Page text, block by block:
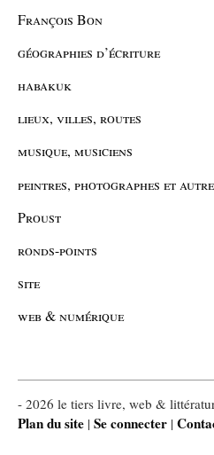
François Bon
géographies d’écriture
habakuk
lieux, villes, routes
musique, musiciens
peintres, photographes et
Proust
ronds-points
site
web & numérique
- 2026 le tiers livre, web &
Plan du site | Se connecter |